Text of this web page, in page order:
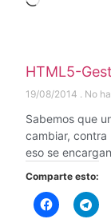
HTML5-
19/08/2014 No
Sabemos que
cambiar, contra
eso se
Comparte esto: